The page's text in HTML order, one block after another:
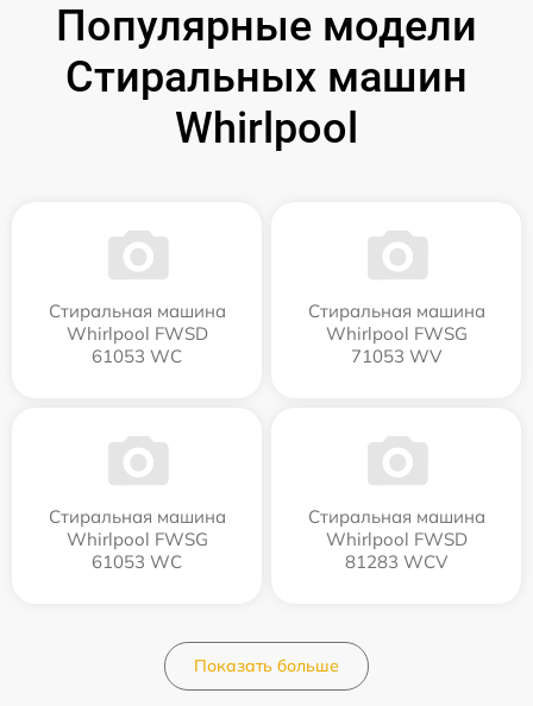
Популярные модели
Стиральных машин
Whirlpool
Стиральная машина
Whirlpool FWSD
61053 WC
Стиральная машина
Whirlpool FWSG
71053 WV
Стиральная машина
Whirlpool FWSG
61053 WC
Стиральная машина
Whirlpool FWSD
81283 WCV
Показать больше